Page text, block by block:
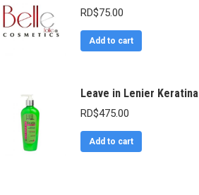
RD$75.00
Add to cart
Leave in Lenier Keratina
RD$475.00
Add to cart